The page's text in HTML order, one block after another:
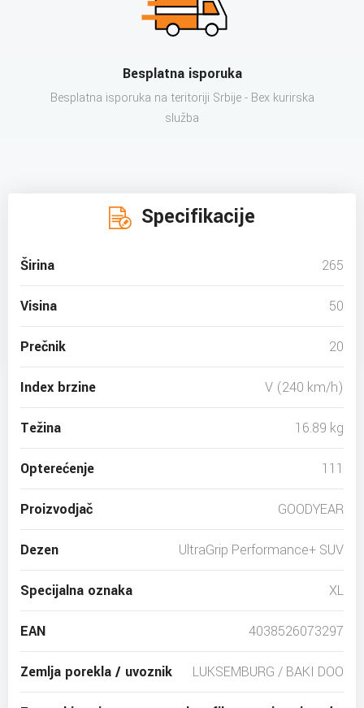
Besplatna isporuka
Besplatna isporuka na teritoriji Srbije - Bex kurirska
služba
Specifikacije
Širina 265
Visina 50
Prečnik 20
Index brzine V (240 km/h)
Težina 16.89 kg
Opterećenje 111
Proizvodjač GOODYEAR
Dezen UltraGrip Performance+ SUV
Specijalna oznaka XL
EAN 4038526073297
Zemlja porekla / uvoznik LUKSEMBURG / BAKI DOO